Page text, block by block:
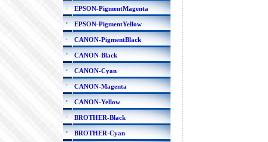
EPSON-PigmentMagenta
EPSON-PigmentYellow
CANON-PigmentBlack
CANON-Black
CANON-Cyan
CANON-Magenta
CANON-Yellow
BROTHER-Black
BROTHER-Cyan